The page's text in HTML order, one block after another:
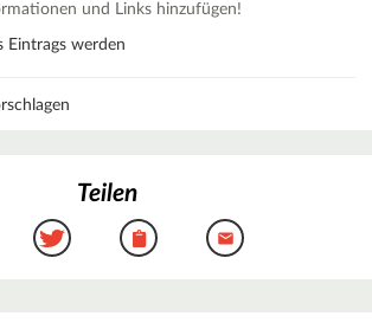
und Links hinzufügen!
Eintrags werden
Teilen